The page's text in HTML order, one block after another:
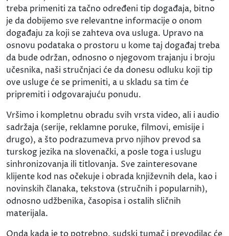
treba primeniti za tačno određeni tip događaja, bitno
je da dobijemo sve relevantne informacije o onom
događaju za koji se zahteva ova usluga. Upravo na
osnovu podataka o prostoru u kome taj događaj treba
da bude održan, odnosno o njegovom trajanju i broju
učesnika, naši stručnjaci će da donesu odluku koji tip
ove usluge će se primeniti, a u skladu sa tim će
pripremiti i odgovarajuću ponudu.
Vršimo i kompletnu obradu svih vrsta video, ali i audio
sadržaja (serije, reklamne poruke, filmovi, emisije i
drugo), a što podrazumeva prvo njihov prevod sa
turskog jezika na slovenački, a posle toga i uslugu
sinhronizovanja ili titlovanja. Sve zainteresovane
klijente kod nas očekuje i obrada književnih dela, kao i
novinskih članaka, tekstova (stručnih i popularnih),
odnosno udžbenika, časopisa i ostalih sličnih
materijala.
Onda kada je to potrebno, sudski tumač i prevodilac će